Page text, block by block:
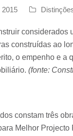
2015
considerados
construídas ao
o empenho e a
(fonte:
constam três
Melhor